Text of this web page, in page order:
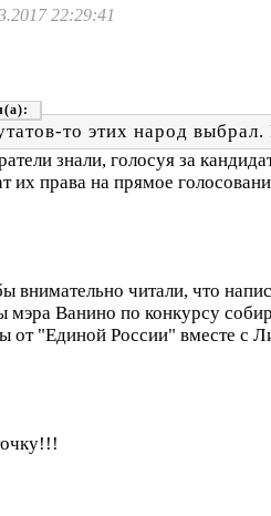
22:29:41
то этих народ выбрал.
знали, голосуя за
их права на прямое
внимательно читали, что
мэра Ванино по конкурсу
от "Единой России" вместе с